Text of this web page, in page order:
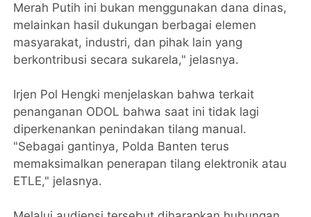
Merah Putih ini bukan menggunakan dana dinas,
melainkan hasil dukungan berbagai elemen
masyarakat, industri, dan pihak lain yang
berkontribusi secara sukarela," jelasnya.
Irjen Pol Hengki menjelaskan bahwa terkait
penanganan ODOL bahwa saat ini tidak lagi
diperkenankan penindakan tilang manual.
"Sebagai gantinya, Polda Banten terus
memaksimalkan penerapan tilang elektronik atau
ETLE," jelasnya.